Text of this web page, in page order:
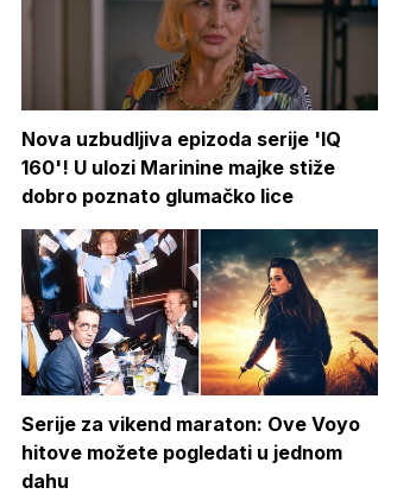
Nova uzbudljiva epizoda serije 'IQ
160'! U ulozi Marinine majke stiže
dobro poznato glumačko lice
Serije za vikend maraton: Ove Voyo
hitove možete pogledati u jednom
dahu